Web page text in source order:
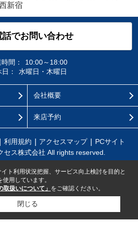
新宿
話でお問い合わせ
間：
10:00～18:00
：
水曜日・木曜日
会社概要
来店予約
利用規約 アクセスマップ
PCサイト
セス株式会社 All rights reserved.
ト利用状況把握、サービス向上検討を目的と
用しています。
取扱いについて」 をご確認ください。
閉じる